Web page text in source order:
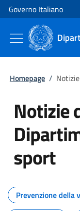
Vai al contenuto
Vai alla navigazione del
Governo Italiano
Homepage /
Notizie
sport
Tutti i
Prevenzione della